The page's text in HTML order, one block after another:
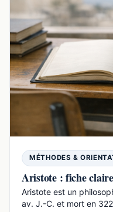
MÉTHODES &
Aristote : fiche
Aristote est un
av. J.-C. et mort en